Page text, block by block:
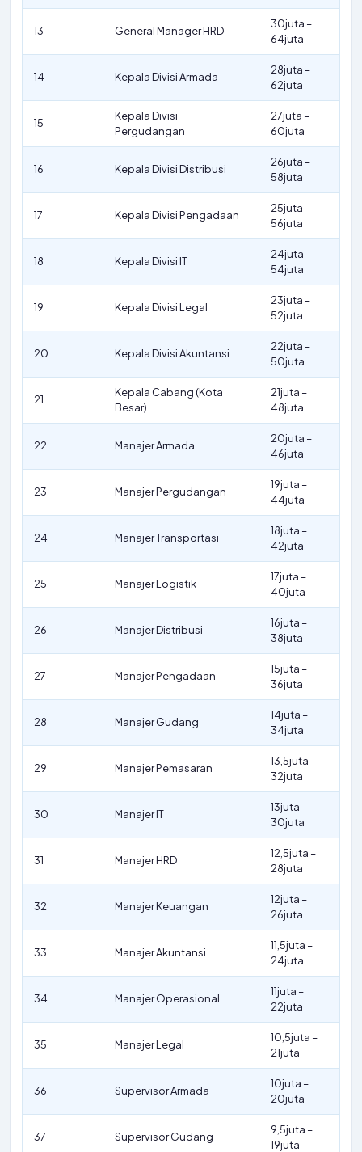
13 General Manager HRD
30juta –
64juta
14 Kepala Divisi Armada
28juta –
62juta
15
Kepala Divisi
Pergudangan
27juta –
60juta
16 Kepala Divisi Distribusi
26juta –
58juta
17 Kepala Divisi Pengadaan
25juta –
56juta
18 Kepala Divisi IT
24juta –
54juta
19 Kepala Divisi Legal
23juta –
52juta
20 Kepala Divisi Akuntansi
22juta –
50juta
21
Kepala Cabang (Kota
Besar)
21juta –
48juta
22 Manajer Armada
20juta –
46juta
23 Manajer Pergudangan
19juta –
44juta
24 Manajer Transportasi
18juta –
42juta
25 Manajer Logistik
17juta –
40juta
26 Manajer Distribusi
16juta –
38juta
27 Manajer Pengadaan
15juta –
36juta
28 Manajer Gudang
14juta –
34juta
29 Manajer Pemasaran
13,5juta –
32juta
30 Manajer IT
13juta –
30juta
31 Manajer HRD
12,5juta –
28juta
32 Manajer Keuangan
12juta –
26juta
33 Manajer Akuntansi
11,5juta –
24juta
34 Manajer Operasional
11juta –
22juta
35 Manajer Legal
10,5juta –
21juta
36 Supervisor Armada
10juta –
20juta
37 Supervisor Gudang
9,5juta –
19juta